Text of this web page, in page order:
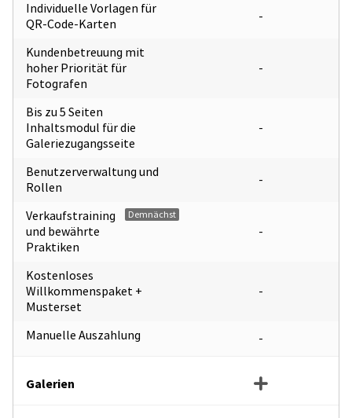
Individuelle Vorlagen für
QR-Code-Karten
Kundenbetreuung mit
hoher Priorität für
Fotografen
Bis zu 5 Seiten
Inhaltsmodul für die
Galeriezugangsseite
Benutzerverwaltung und
Rollen
Verkaufstraining
und bewährte
Praktiken
Demnächst
Kostenloses
Willkommenspaket +
Musterset
Manuelle Auszahlung
Galerien
-
-
-
-
-
-
-